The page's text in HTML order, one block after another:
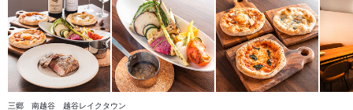
三郷 南越谷 越谷レイクタウン